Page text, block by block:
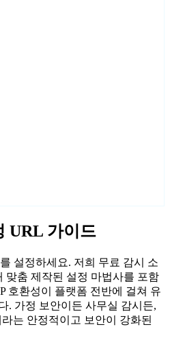
URL 가이드
설정하세요. 저희 무료 감시 소
맞춤 제작된 설정 마법사를 포함
호환성이 플랫폼 전반에 걸쳐 유
. 가정 보안이든 사무실 감시든,
는 안정적이고 보안이 강화된